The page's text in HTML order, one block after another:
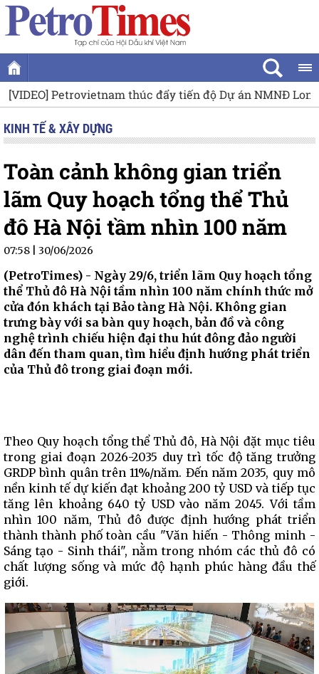
tiến độ Dự án NMNĐ Long Phú 1 Quân đội Ấn Độ ra
KINH TẾ & XÂY DỰNG
Toàn cảnh không gian triển
lãm Quy hoạch tổng thể Thủ
đô Hà Nội tầm nhìn 100 năm
07:58 | 30/06/2026
(PetroTimes) - Ngày 29/6, triển lãm Quy hoạch tổng
thể Thủ đô Hà Nội tầm nhìn 100 năm chính thức mở
cửa đón khách tại Bảo tàng Hà Nội. Không gian
trưng bày với sa bàn quy hoạch, bản đồ và công
nghệ trình chiếu hiện đại thu hút đông đảo người
dân đến tham quan, tìm hiểu định hướng phát triển
của Thủ đô trong giai đoạn mới.
Theo Quy hoạch tổng thể Thủ đô, Hà Nội đặt mục tiêu
trong giai đoạn 2026-2035 duy trì tốc độ tăng trưởng
GRDP bình quân trên 11%/năm. Đến năm 2035, quy mô
nền kinh tế dự kiến đạt khoảng 200 tỷ USD và tiếp tục
tăng lên khoảng 640 tỷ USD vào năm 2045. Với tầm
nhìn 100 năm, Thủ đô được định hướng phát triển
thành thành phố toàn cầu "Văn hiến - Thông minh -
Sáng tạo - Sinh thái", nằm trong nhóm các thủ đô có
chất lượng sống và mức độ hạnh phúc hàng đầu thế
giới.